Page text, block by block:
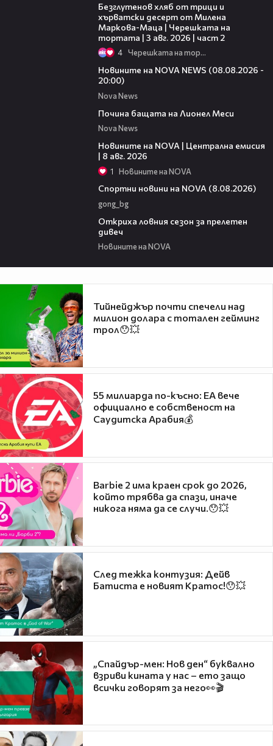
Безглутенов хляб от трици и
хърватски десерт от Милена
Маркова-Маца | Черешката на
тортата | 3 авг. 2026 | част 2
4 Черешката на тортата
Новините на NOVA NEWS (08.08.2026 -
20:00)
Nova News
Почина бащата на Лионел Меси
Nova News
Новините на NOVA | Централна емисия
| 8 авг. 2026
1 Новините на NOVA
Спортни новини на NOVA (8.08.2026)
gong_bg
Откриха ловния сезон за прелетен
дивеч
Новините на NOVA
Тийнейджър почти спечели над
милион долара с тотален гейминг
трол😯💥
55 милиарда по-късно: EA вече
официално е собственост на
Саудитска Арабия💰
Barbie 2 има краен срок до 2026,
който трябва да спази, иначе
никога няма да се случи.😯💥
След тежка контузия: Дейв
Батиста е новият Кратос!😯💥
„Спайдър-мен: Нов ден“ буквално
взриви кината у нас – ето защо
всички говорят за него👀🎬